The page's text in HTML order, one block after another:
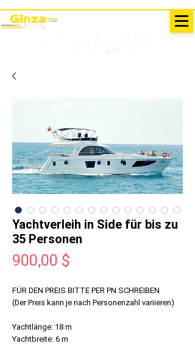
Yachtverleih in Side für bis zu
35 Personen
900,00 $
FÜR DEN PREIS BITTE PER PN SCHREIBEN
(Der Preis kann je nach Personenzahl variieren)
Yachtlänge: 18 m
Yachtbreite: 6 m